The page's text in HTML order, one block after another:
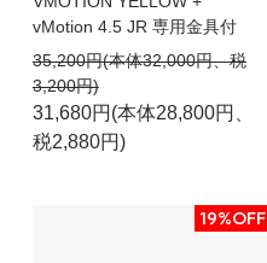
vMotion 4.5 JR 専用金具付
35,200円(本体32,000円、税
3,200円)
31,680円(本体28,800円、
税2,880円)
19%OFF